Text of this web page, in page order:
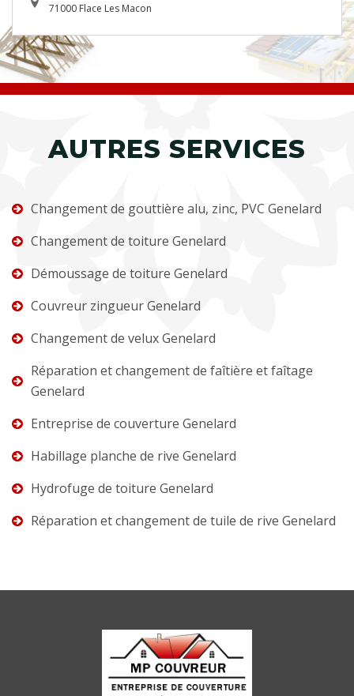
71000 Flace Les Macon
AUTRES SERVICES
Changement de gouttière alu, zinc, PVC Genelard
Changement de toiture Genelard
Démoussage de toiture Genelard
Couvreur zingueur Genelard
Changement de velux Genelard
Réparation et changement de faîtière et faîtage
Genelard
Entreprise de couverture Genelard
Habillage planche de rive Genelard
Hydrofuge de toiture Genelard
Réparation et changement de tuile de rive Genelard